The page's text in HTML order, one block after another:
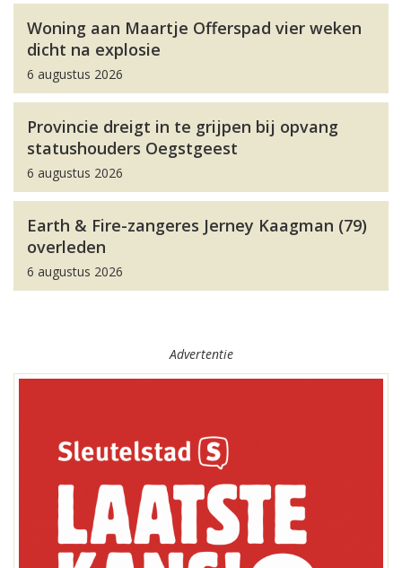
Woning aan Maartje Offerspad vier weken
dicht na explosie
6 augustus 2026
Provincie dreigt in te grijpen bij opvang
statushouders Oegstgeest
6 augustus 2026
Earth & Fire-zangeres Jerney Kaagman (79)
overleden
6 augustus 2026
Advertentie